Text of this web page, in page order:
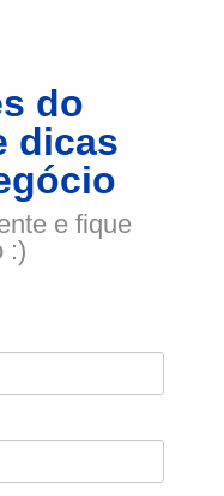
do
dicas
e fique
:)